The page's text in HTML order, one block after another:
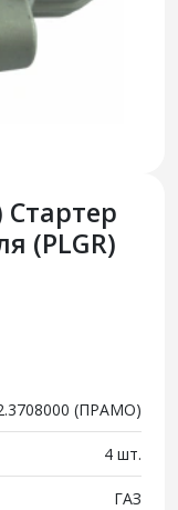
(PLGR)
(ПРАМО)
4 шт.
ГАЗ